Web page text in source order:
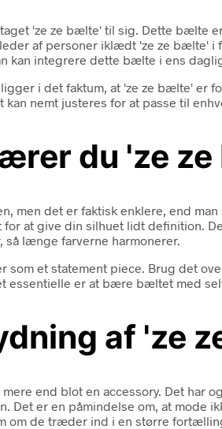
'ze ze bælte' til sig. Dette bælte
af personer iklædt 'ze ze
kan integrere dette bælte i ens
i det faktum, at 'ze ze bælte'
nemt justeres for at passe til
du 'ze
men det er faktisk enklere, end
at give din silhuet lidt definition.
længe farverne harmonerer.
et statement piece. Brug det
essentielle er at bære bæltet med
af 'ze
end blot en accessory. Det
er en påmindelse om, at mode
om de træder ind i en større